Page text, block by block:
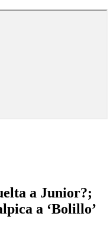
a Junior?;
a ‘Bolillo’